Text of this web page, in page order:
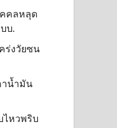
คคลหลุด
บ.
ร่งวัยซน
าน้ำมัน
ไหวพริบ